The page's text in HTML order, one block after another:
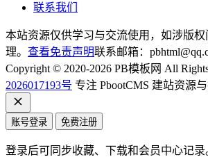
联系我们
本站资源仅供学习与交流使用，如涉版
理。 查看免责声明联系邮箱：
Copyright © 2020-2026 PB模板网 All
2026017193号 专注 PbootCMS 建站资源
账号登录 免费注册
登录后可同步收藏、下载和会员中心记录